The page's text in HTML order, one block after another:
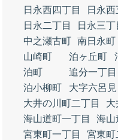
日永西四丁目
日永西
日永二丁目
日永三丁
中之瀬古町 南日永町
山崎町
泊ヶ丘町
泊町
追分一丁目
泊小柳町
大字六呂見
大井の川町二丁目
大
海山道町一丁目
海山
宮東町一丁目
宮東町